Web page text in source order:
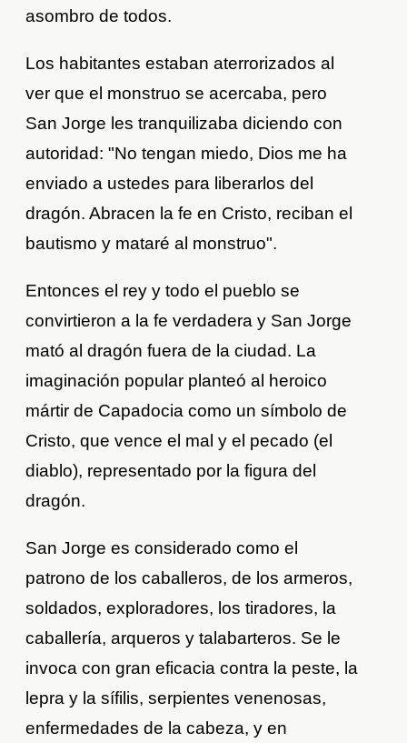
asombro de todos.
Los habitantes estaban aterrorizados al
ver que el monstruo se acercaba, pero
San Jorge les tranquilizaba diciendo con
autoridad: "No tengan miedo, Dios me ha
enviado a ustedes para liberarlos del
dragón. Abracen la fe en Cristo, reciban el
bautismo y mataré al monstruo".
Entonces el rey y todo el pueblo se
convirtieron a la fe verdadera y San Jorge
mató al dragón fuera de la ciudad. La
imaginación popular planteó al heroico
mártir de Capadocia como un símbolo de
Cristo, que vence el mal y el pecado (el
diablo), representado por la figura del
dragón.
San Jorge es considerado como el
patrono de los caballeros, de los armeros,
soldados, exploradores, los tiradores, la
caballería, arqueros y talabarteros. Se le
invoca con gran eficacia contra la peste, la
lepra y la sífilis, serpientes venenosas,
enfermedades de la cabeza, y en